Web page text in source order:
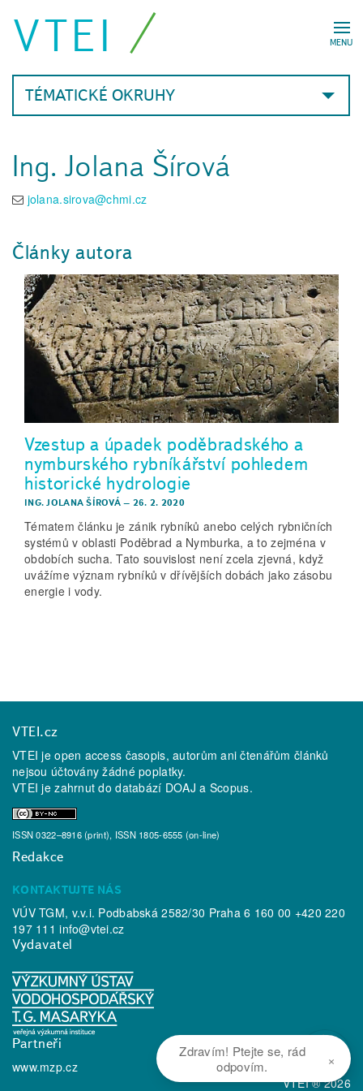
MENU
VTEI
TÉMATICKÉ OKRUHY
Ing. Jolana Šírová
jolana.sirova@chmi.cz
Články autora
Vzestup a úpadek poděbradského a
nymburského rybníkářství pohledem
historické hydrologie
ING. JOLANA ŠÍROVÁ – 26. 2. 2020
Tématem článku je zánik rybníků anebo celých rybničních
systémů v oblasti Poděbrad a Nymburka, a to zejména v
obdobích sucha. Tato souvislost není zcela zjevná, když
uvážíme význam rybníků v dřívějších dobách jako zásobu
energie i vody.
VTEI.cz
VTEI je open access časopis, autorům ani čtenářům článků
nejsou účtovány žádné poplatky.
VTEI je zahrnut do databází DOAJ a Scopus.
ISSN 0322–8916 (print), ISSN 1805-6555 (on-line)
Redakce
KONTAKTUJTE NÁS
VÚV TGM, v.v.i. Podbabská 2582/30 Praha 6 160 00 +420 220
197 111info@vtei.cz
Vydavatel
Partneři
www.mzp.cz
VTEI ® 2026
Zdravím! Ptejte se, rád
odpovím.
×